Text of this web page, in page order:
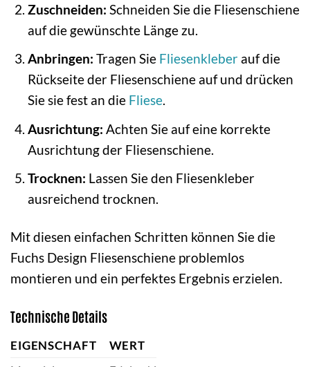
Zuschneiden: Schneiden Sie die Fliesenschiene
auf die gewünschte Länge zu.
Anbringen: Tragen Sie Fliesenkleberauf die
Rückseite der Fliesenschiene auf und drücken
Sie sie fest an die Fliese.
Ausrichtung: Achten Sie auf eine korrekte
Ausrichtung der Fliesenschiene.
Trocknen: Lassen Sie den Fliesenkleber
ausreichend trocknen.
Mit diesen einfachen Schritten können Sie die
Fuchs Design Fliesenschiene problemlos
montieren und ein perfektes Ergebnis erzielen.
Technische Details
EIGENSCHAFT
WERT